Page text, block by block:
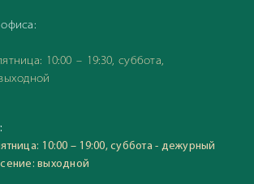
10:00 – 19:30, суббота,
10:00 – 19:00, суббота - дежурный
выходной